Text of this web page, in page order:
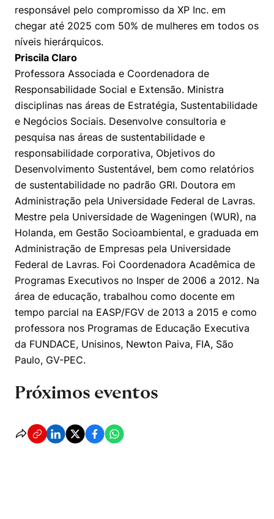
responsável pelo compromisso da XP Inc. em
chegar até 2025 com 50% de mulheres em todos os
níveis hierárquicos.
Priscila Claro
Professora Associada e Coordenadora de
Responsabilidade Social e Extensão. Ministra
disciplinas nas áreas de Estratégia, Sustentabilidade
e Negócios Sociais. Desenvolve consultoria e
pesquisa nas áreas de sustentabilidade e
responsabilidade corporativa, Objetivos do
Desenvolvimento Sustentável, bem como relatórios
de sustentabilidade no padrão GRI. Doutora em
Administração pela Universidade Federal de Lavras.
Mestre pela Universidade de Wageningen (WUR), na
Holanda, em Gestão Socioambiental, e graduada em
Administração de Empresas pela Universidade
Federal de Lavras. Foi Coordenadora Acadêmica de
Programas Executivos no Insper de 2006 a 2012. Na
área de educação, trabalhou como docente em
tempo parcial na EASP/FGV de 2013 a 2015 e como
professora nos Programas de Educação Executiva
da FUNDACE, Unisinos, Newton Paiva, FIA, São
Paulo, GV-PEC.
Próximos eventos